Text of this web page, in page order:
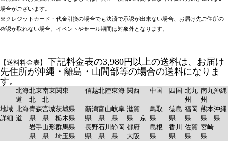
場合がございます。
※クレジットカード・代金引換の場合でも決済で承認が出来ない場合、お届け先ご住所の
確認が取れない場合、イベントやセール期間は対象外となります。
【送料料金表】
下記料金表の3,980円以上の送料は、お届け
先住所が沖縄・離島・山間部等の場合の送料になりま
す。
北海
道
北東
北
南東
北
関東 信越北陸東海 関西 中国 四国 北九
州
南九
州
沖縄
地域
詳細
北海
道
青森
県
岩手
県
宮城
県
山形
県
茨城県
栃木県
群馬県
埼玉県
新潟
県
長野
県
富山
県
石川
県
岐阜
県
静岡
県
滋賀
県 京
都府
大阪
鳥取
県
島根
県
徳島
県
香川
県
福岡
県
佐賀
県
熊本
県
宮崎
県
沖縄
県